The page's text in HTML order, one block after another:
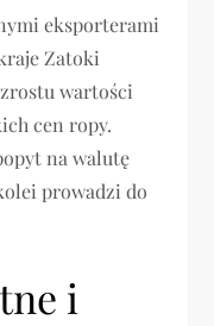
eksporterami
Zatoki
wartości
cen ropy.
na walutę
prowadzi do
i